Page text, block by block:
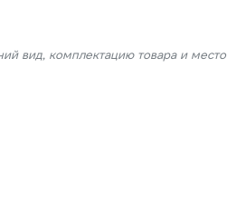
вид, комплектацию товара и место